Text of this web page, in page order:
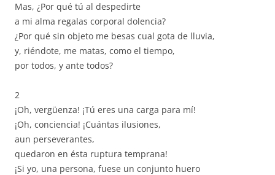
Mas, ¿Por qué tú al despedirte
a mi alma regalas corporal dolencia?
¿Por qué sin objeto me besas cual gota de lluvia,
y, riéndote, me matas, como el tiempo,
por todos, y ante todos?
2
¡Oh, vergüenza! ¡Tú eres una carga para mí!
¡Oh, conciencia! ¡Cuántas ilusiones,
aun perseverantes,
quedaron en ésta ruptura temprana!
¡Si yo, una persona, fuese un conjunto huero